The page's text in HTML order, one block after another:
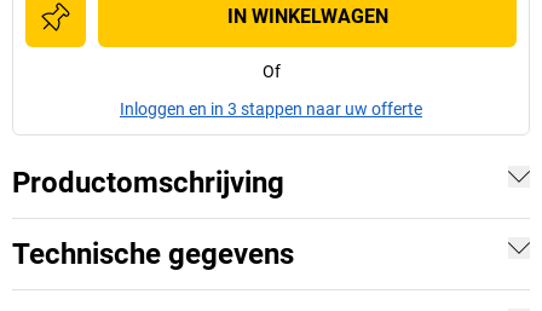
IN WINKELWAGEN
Of
Inloggen en in 3 stappen naar uw offerte
Productomschrijving
Technische gegevens